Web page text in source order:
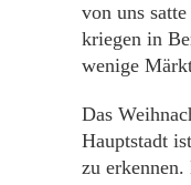
von uns
kriegen in
wenige
Das
Hauptstadt
zu